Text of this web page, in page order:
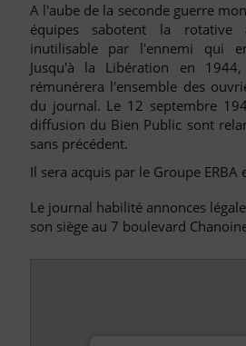
A l'aube de la seconde guerre
équipes sabotent la
inutilisable par l'ennemi qui
Jusqu'à la Libération en
rémunérera l'ensemble des
du journal. Le 12 septembre
diffusion du Bien Public sont
sans précédent.
Il sera acquis par le Groupe ERBA
Le journal habilité annonces
son siège au 7 boulevard